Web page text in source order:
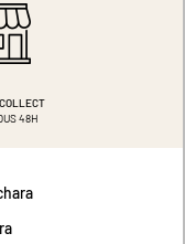
48H